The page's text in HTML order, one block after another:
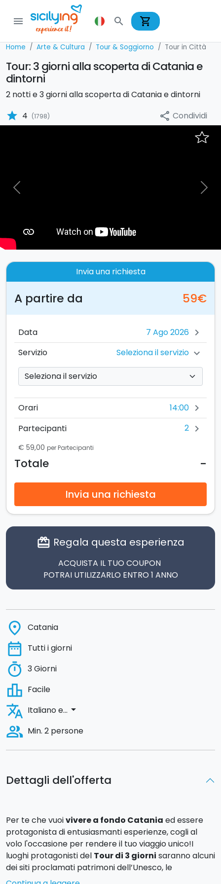
menu search shopping_cart
Home Arte & Cultura Tour & Soggiorno Tour in Città
Tour: 3 giorni alla scoperta di Catania e
dintorni
2 notti e 3 giorni alla scoperta di Catania e dintorni
star 4 (1798) share Condividi
Previous Next
Dettagli dell'offerta
Per te che vuoivivere a fondo Catania ed essere
protagonista di entusiasmanti esperienze, cogli al
volo l'occasione per rendere il tuo viaggio unico!I
luoghi protagonisti del Tour di 3 giorni saranno alcuni
dei siti proclamati patrimoni dell’Unesco, le
testimonianze greche di
Invia una richiesta
A partire da 59€
Data chevron_right
Servizio Seleziona il servizio chevron_right
Orari 14:00 chevron_right
Partecipanti 2 chevron_right
€ 59,00 per Partecipanti
Totale -
Invia una richiesta
card_giftcard Regala questa esperienza
ACQUISTA IL TUO COUPON
POTRAI UTILIZZARLO ENTRO 1 ANNO
place Catania
date_range Tutti i giorni
timer 3 Giorni
leaderboard Facile
translate Italiano e... arrow_drop_down
people_alt Min. 2 persone